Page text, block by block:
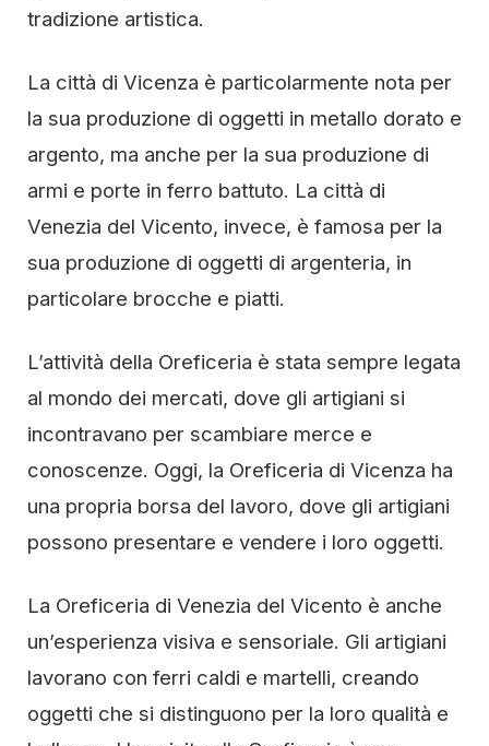
tradizione artistica.
La città di Vicenza è particolarmente nota per
la sua produzione di oggetti in metallo dorato e
argento, ma anche per la sua produzione di
armi e porte in ferro battuto. La città di
Venezia del Vicento, invece, è famosa per la
sua produzione di oggetti di argenteria, in
particolare brocche e piatti.
L’attività della Oreficeria è stata sempre legata
al mondo dei mercati, dove gli artigiani si
incontravano per scambiare merce e
conoscenze. Oggi, la Oreficeria di Vicenza ha
una propria borsa del lavoro, dove gli artigiani
possono presentare e vendere i loro oggetti.
La Oreficeria di Venezia del Vicento è anche
un’esperienza visiva e sensoriale. Gli artigiani
lavorano con ferri caldi e martelli, creando
oggetti che si distinguono per la loro qualità e